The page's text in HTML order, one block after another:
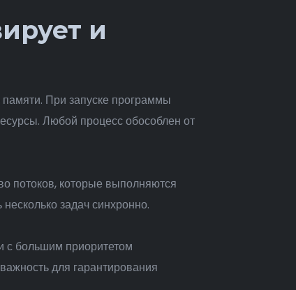
и
При запуске программы
Любой процесс обособлен от
потоков, которые выполняются
задач синхронно.
с большим приоритетом
для гарантирования